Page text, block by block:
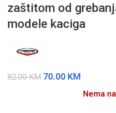
zaštitom od
modele kaciga
82.00KM 70.00 KM
Nema